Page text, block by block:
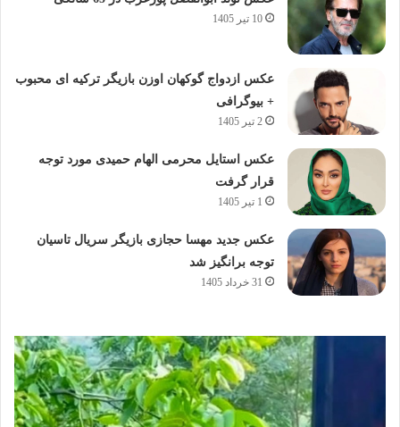
10 تیر 1405
عکس ازدواج گوکهان اوزن بازیگر ترکیه ای محبوب
+ بیوگرافی
2 تیر 1405
عکس استایل محرمی الهام حمیدی مورد توجه
قرار گرفت
1 تیر 1405
عکس جدید مهسا حجازی بازیگر سریال تاسیان
توجه برانگیز شد
31 خرداد 1405